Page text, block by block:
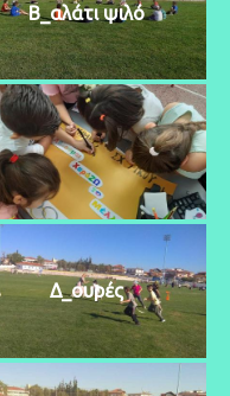
Β_αλάτι ψιλό
Δ_ουρές